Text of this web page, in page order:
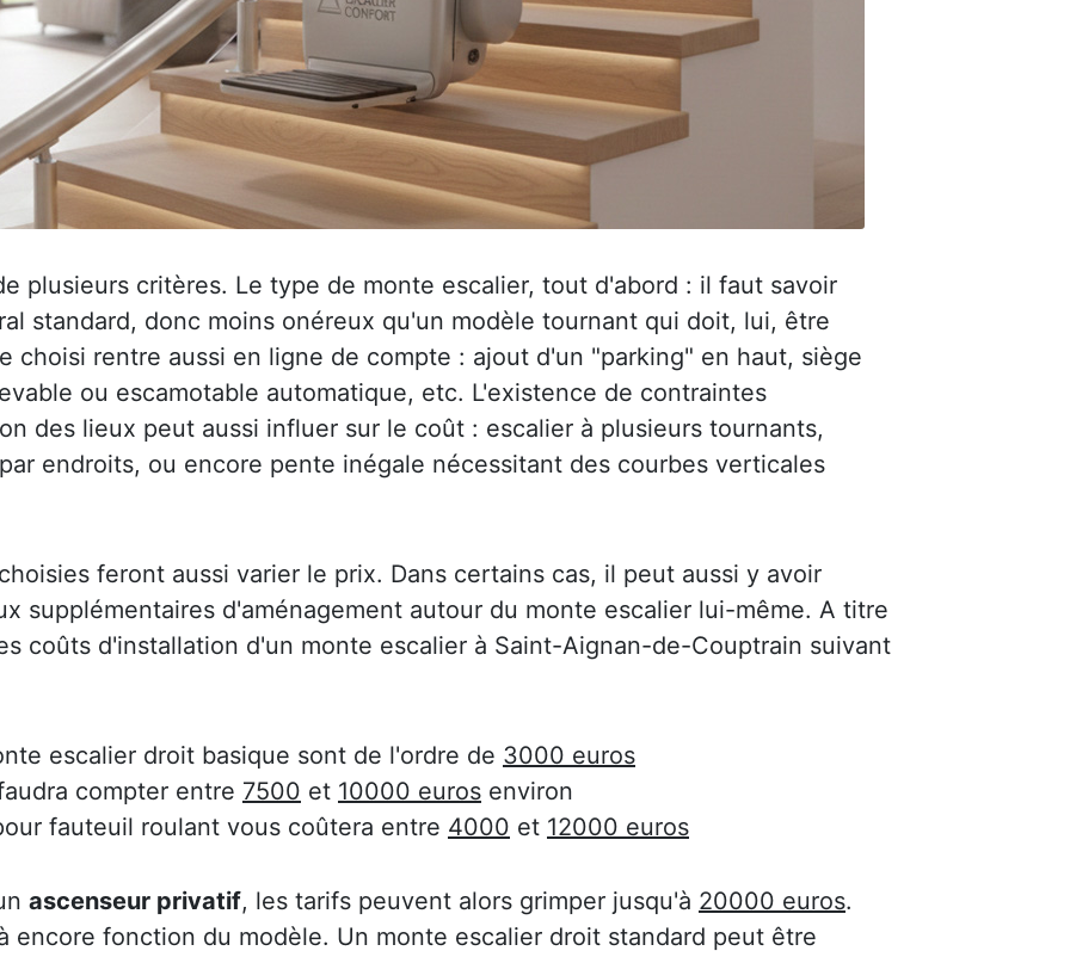
plusieurs critères. Le type de monte escalier, tout d'abord : il faut savoir
standard, donc moins onéreux qu'un modèle tournant qui doit, lui, être
choisi rentre aussi en ligne de compte : ajout d'un "parking" en haut, siège
ou escamotable automatique, etc. L'existence de contraintes
des lieux peut aussi influer sur le coût : escalier à plusieurs tournants,
endroits, ou encore pente inégale nécessitant des courbes verticales
feront aussi varier le prix. Dans certains cas, il peut aussi y avoir
supplémentaires d'aménagement autour du monte escalier lui-même. A titre
coûts d'installation d'un monte escalier à Saint-Aignan-de-Couptrain suivant
escalier droit basique sont de l'ordre de 3000 euros
compter entre 7500 et 10000 euros environ
fauteuil roulant vous coûtera entre 4000 et 12000 euros
ascenseur privatif, les tarifs peuvent alors grimper jusqu'à 20000 euros.
encore fonction du modèle. Un monte escalier droit standard peut être